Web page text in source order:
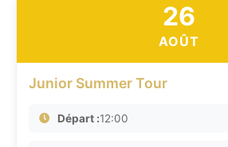
26
AOÛT
Junior Summer Tour
Départ :12:00